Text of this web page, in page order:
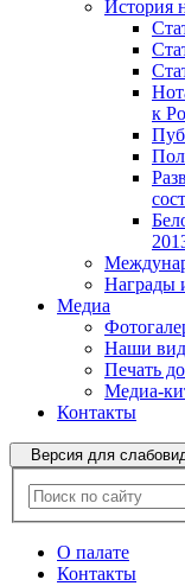
История
к
Награды
Медиа
Наши
Печать
Медиа-
Контакты
Версия для
О палате
Контакты